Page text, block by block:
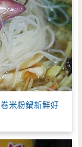
米粉鍋新鮮好